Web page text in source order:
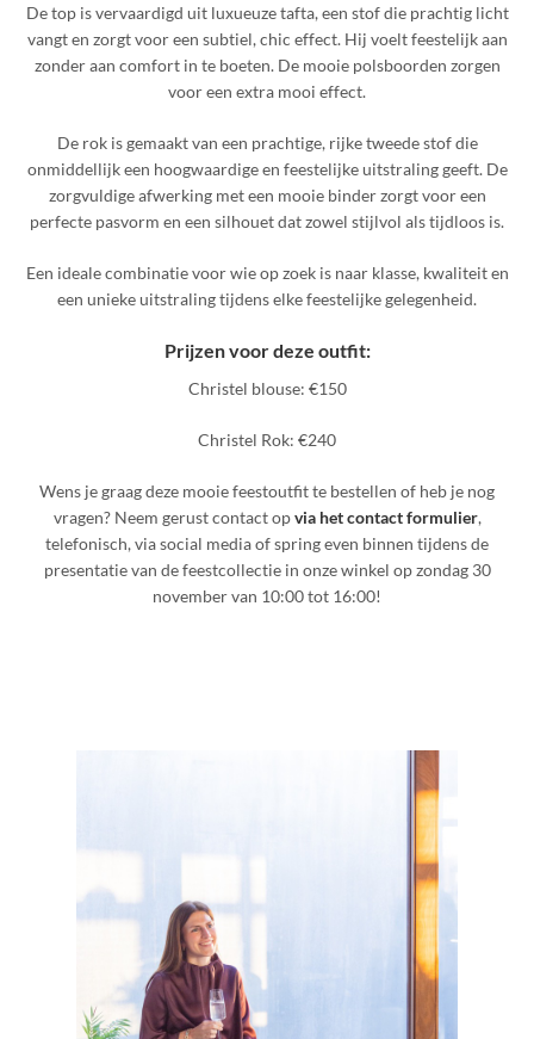
De top is vervaardigd uit luxueuze tafta, een stof die prachtig licht
vangt en zorgt voor een subtiel, chic effect. Hij voelt feestelijk aan
zonder aan comfort in te boeten. De mooie polsboorden zorgen
voor een extra mooi effect.
De rok is gemaakt van een prachtige, rijke tweede stof die
onmiddellijk een hoogwaardige en feestelijke uitstraling geeft. De
zorgvuldige afwerking met een mooie binder zorgt voor een
perfecte pasvorm en een silhouet dat zowel stijlvol als tijdloos is.
Een ideale combinatie voor wie op zoek is naar klasse, kwaliteit en
een unieke uitstraling tijdens elke feestelijke gelegenheid.
Prijzen voor deze outfit:
Christel blouse: €150
Christel Rok: €240
Wens je graag deze mooie feestoutfit te bestellen of heb je nog
vragen? Neem gerust contact opvia het contact formulier,
telefonisch, via social media of spring even binnen tijdens de
presentatie van de feestcollectie in onze winkel op zondag 30
november van 10:00 tot 16:00!